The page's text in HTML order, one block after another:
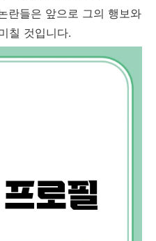
란들은 앞으로 그의 행보와
칠 것입니다.